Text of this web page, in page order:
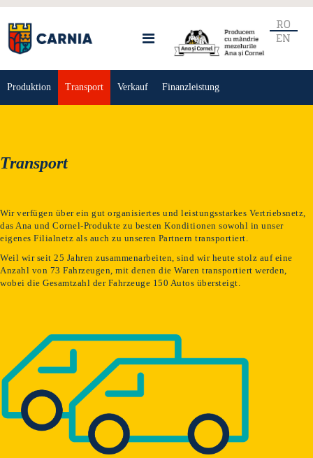
RO
EN
Produktion Transport Verkauf Finanzleistung
Transport
Wir verfügen über ein gut organisiertes und leistungsstarkes Vertriebsnetz,
das Ana und Cornel-Produkte zu besten Konditionen sowohl in unser
eigenes Filialnetz als auch zu unseren Partnern transportiert.
Weil wir seit 25 Jahren zusammenarbeiten, sind wir heute stolz auf eine
Anzahl von 73 Fahrzeugen, mit denen die Waren transportiert werden,
wobei die Gesamtzahl der Fahrzeuge 150 Autos übersteigt.